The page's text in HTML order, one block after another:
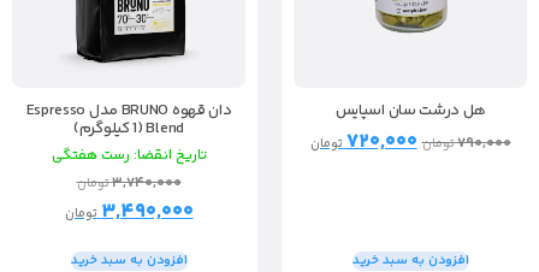
هل درشت سان اسپایس
۷۹۰,۰۰۰تومان ۷۲۰,۰۰۰تومان
افزودن به سبد خرید
دان قهوه BRUNO مدل Espresso
Blend (1 کیلوگرم)
تاریخ انقضا: رست هفتگی
۳,۷۴۰,۰۰۰تومان
۳,۴۹۰,۰۰۰تومان
افزودن به سبد خرید